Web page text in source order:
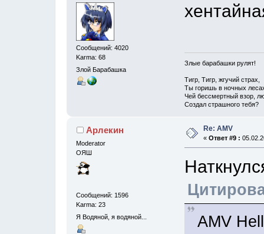
Сообщений: 4020
Karma: 68
Злой Барабашка
Злые барабашки рулят!
Тигр, Тигр, жгучий страх,
Ты горишь в ночных
Чей бессмертный взор,
Создал страшного тебя?
Арлекин
Moderator
ОЯШ
Сообщений: 1596
Karma: 23
Я Водяной, я водяной...
Re: AMV
« Ответ #9 :
AMV